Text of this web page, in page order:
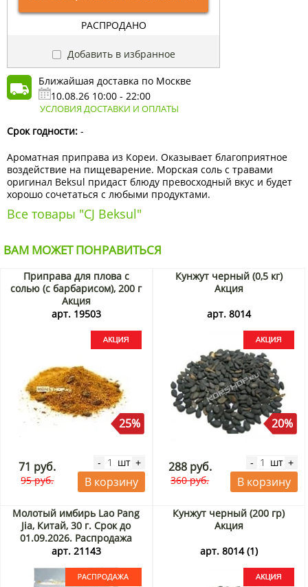
РАСПРОДАНО
Добавить в избранное
Ближайшая доставка по Москве
10.08.26 10:00 - 22:00
УСЛОВИЯ ДОСТАВКИ И ОПЛАТЫ
Срок годности: -
Ароматная приправа из Кореи. Оказывает благоприятное
воздействие на пищеварение. Морская соль с травами
оригинал Beksul придаст блюду превосходный вкус и будет
хорошо сочетаться с любыми продуктами.
Все товары "CJ Beksul"
ВАМ МОЖЕТ ПОНРАВИТЬСЯ
Приправа для плова с
солью (с барбарисом), 200 г
Акция
арт. 19503
25%
71 руб.
95 руб.
- шт +
В корзину
Кунжут черный (0,5 кг)
Акция
арт. 8014
20%
288 руб.
360 руб.
- шт +
В корзину
Молотый имбирь Lao Pang
Jia, Китай, 30 г. Срок до
01.09.2026. Распродажа
арт. 21143
Кунжут черный (200 гр)
Акция
арт. 8014 (1)